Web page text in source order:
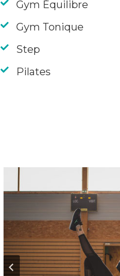
Gym Équilibre
Gym Tonique
Step
Pilates